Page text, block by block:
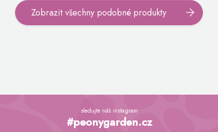
Zobrazit všechny podobné produkty
Z
sledujte náš instagram
#peonygarden.cz